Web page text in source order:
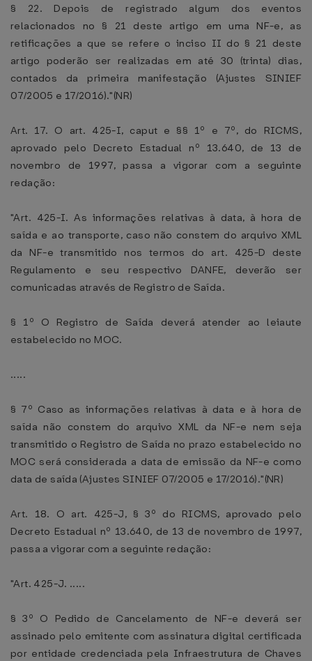
§ 22. Depois de registrado algum dos eventos
relacionados no § 21 deste artigo em uma NF-e, as
retificações a que se refere o inciso II do § 21 deste
artigo poderão ser realizadas em até 30 (trinta) dias,
contados da primeira manifestação (Ajustes SINIEF
07/2005 e 17/2016)."(NR)
Art. 17. O art. 425-I, caput e §§ 1º e 7º, do RICMS,
aprovado pelo Decreto Estadual nº 13.640, de 13 de
novembro de 1997, passa a vigorar com a seguinte
redação:
"Art. 425-I. As informações relativas à data, à hora de
saída e ao transporte, caso não constem do arquivo XML
da NF-e transmitido nos termos do art. 425-D deste
Regulamento e seu respectivo DANFE, deverão ser
comunicadas através de Registro de Saída.
§ 1º O Registro de Saída deverá atender ao leiaute
estabelecido no MOC.
.....
§ 7º Caso as informações relativas à data e à hora de
saída não constem do arquivo XML da NF-e nem seja
transmitido o Registro de Saída no prazo estabelecido no
MOC será considerada a data de emissão da NF-e como
data de saída (Ajustes SINIEF 07/2005 e 17/2016)."(NR)
Art. 18. O art. 425-J, § 3º do RICMS, aprovado pelo
Decreto Estadual nº 13.640, de 13 de novembro de 1997,
passa a vigorar com a seguinte redação:
"Art. 425-J. .....
§ 3º O Pedido de Cancelamento de NF-e deverá ser
assinado pelo emitente com assinatura digital certificada
por entidade credenciada pela Infraestrutura de Chaves